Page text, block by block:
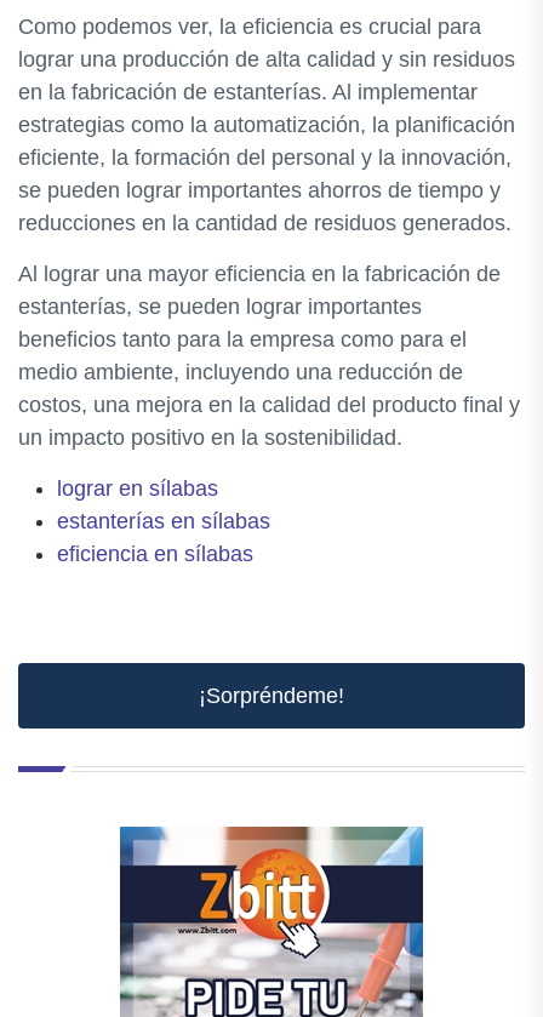
Como podemos ver, la eficiencia es crucial para
lograr una producción de alta calidad y sin residuos
en la fabricación de estanterías. Al implementar
estrategias como la automatización, la planificación
eficiente, la formación del personal y la innovación,
se pueden lograr importantes ahorros de tiempo y
reducciones en la cantidad de residuos generados.
Al lograr una mayor eficiencia en la fabricación de
estanterías, se pueden lograr importantes
beneficios tanto para la empresa como para el
medio ambiente, incluyendo una reducción de
costos, una mejora en la calidad del producto final y
un impacto positivo en la sostenibilidad.
lograr en sílabas
estanterías en sílabas
eficiencia en sílabas
¡Sorpréndeme!